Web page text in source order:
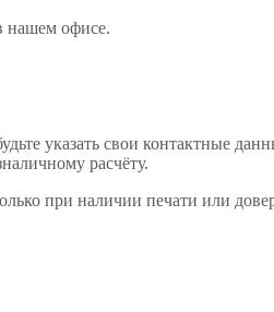
нашем офисе.
указать свои контактные
расчёту.
при наличии печати или